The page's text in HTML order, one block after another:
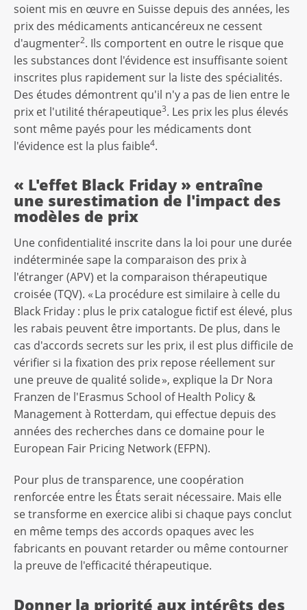
soient mis en œuvre en Suisse depuis des années, les
prix des médicaments anticancéreux ne cessent
d'augmenter2. Ils comportent en outre le risque que
les substances dont l'évidence est insuffisante soient
inscrites plus rapidement sur la liste des spécialités.
Des études démontrent qu'il n'y a pas de lien entre le
prix et l'utilité thérapeutique3. Les prix les plus élevés
sont même payés pour les médicaments dont
l'évidence est la plus faible4.
« L'effet Black Friday » entraîne
une surestimation de l'impact des
modèles de prix
Une confidentialité inscrite dans la loi pour une durée
indéterminée sape la comparaison des prix à
l'étranger (APV) et la comparaison thérapeutique
croisée (TQV). « La procédure est similaire à celle du
Black Friday : plus le prix catalogue fictif est élevé, plus
les rabais peuvent être importants. De plus, dans le
cas d'accords secrets sur les prix, il est plus difficile de
vérifier si la fixation des prix repose réellement sur
une preuve de qualité solide », explique la Dr Nora
Franzen de l'Erasmus School of Health Policy &
Management à Rotterdam, qui effectue depuis des
années des recherches dans ce domaine pour le
European Fair Pricing Network (EFPN).
Pour plus de transparence, une coopération
renforcée entre les États serait nécessaire. Mais elle
se transforme en exercice alibi si chaque pays conclut
en même temps des accords opaques avec les
fabricants en pouvant retarder ou même contourner
la preuve de l'efficacité thérapeutique.
Donner la priorité aux intérêts des